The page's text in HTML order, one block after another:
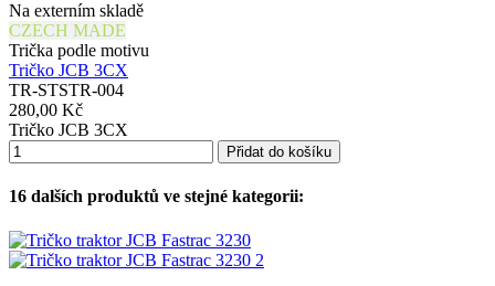
Na externím skladě
CZECH MADE
Trička podle motivu
Tričko JCB 3CX
TR-STSTR-004
280,00 Kč
Tričko JCB 3CX
Přidat do košíku
16 dalších produktů ve stejné kategorii: